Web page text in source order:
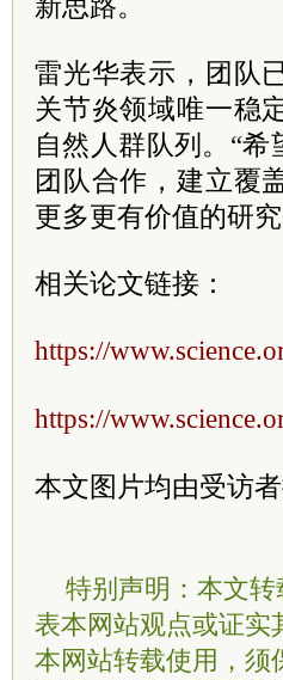
雷光华表示，团队
关节炎领域唯一稳
自然人群队列。“
团队合作，建立覆
更多更有价值的研
相关论文链接：
https://
https://
本文图片均由受访
特别声明：本文
表本网站观点或证实
本网站转载使用，须